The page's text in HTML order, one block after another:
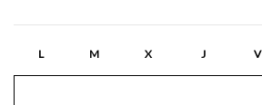
L M X J V